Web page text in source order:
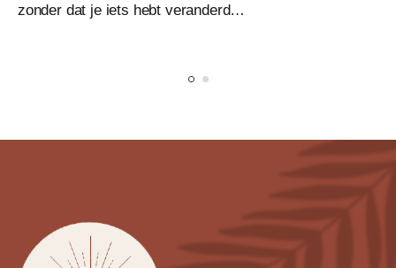
zonder dat je iets hebt veranderd…